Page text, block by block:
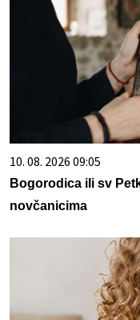
10. 08. 2026 09:05
Bogorodica ili sv
novčanicima